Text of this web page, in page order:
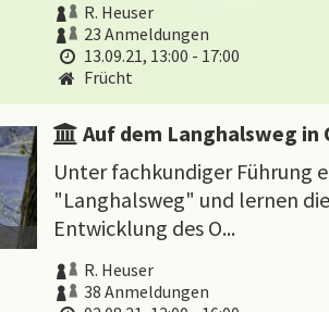
R. Heuser
23 Anmeldungen
13.09.21, 13:00 - 17:00
Frücht
Auf dem Langhalsweg
Unter fachkundiger Führung
"Langhalsweg" und lernen
Entwicklung des O...
R. Heuser
38 Anmeldungen